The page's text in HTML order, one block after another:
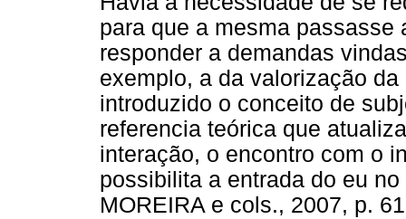
para que a mesma
responder a demandas
exemplo, a da valorização
introduzido o conceito de
referencia teórica que
interação, o encontro com o
possibilita a entrada do eu
MOREIRA e cols., 2007, p.